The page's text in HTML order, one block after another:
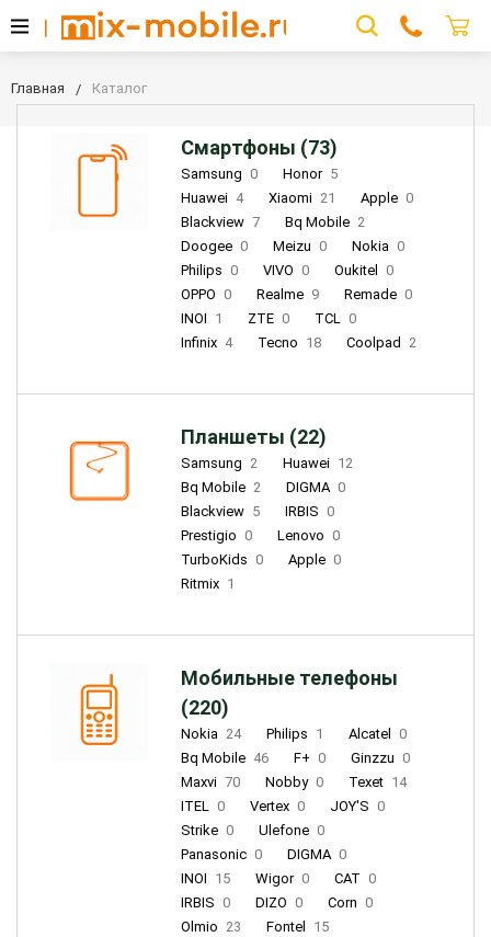
Главная Каталог
Смартфоны (73)
Samsung 0 Honor 5
Huawei 4 Xiaomi 21 Apple 0
Blackview 7 Bq Mobile 2
Doogee 0 Meizu 0 Nokia 0
Philips 0 VIVO 0 Oukitel
0
OPPO 0 Realme 9 Remade 0
INOI 1 ZTE 0 TCL 0
Infinix 4 Tecno 18 Coolpad 2
Планшеты (22)
Samsung 2 Huawei 12
Bq Mobile 2 DIGMA 0
Blackview 5 IRBIS 0
Prestigio 0 Lenovo 0
TurboKids 0 Apple 0
Ritmix 1
Мобильные телефоны
(220)
Nokia 24 Philips 1 Alcatel
0
Bq Mobile 46 F+ 0 Ginzzu 0
Maxvi 70 Nobby 0 Texet 14
ITEL 0 Vertex 0 JOY'S 0
Strike 0 Ulefone 0
Panasonic 0 DIGMA 0
INOI 15 Wigor 0 CAT 0
IRBIS 0 DIZO 0 Corn 0
Olmio 23 Fontel
15